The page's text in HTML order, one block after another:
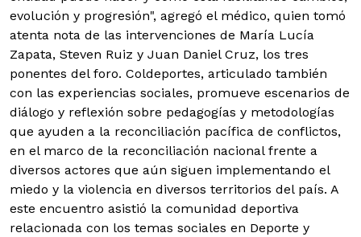
evolución y progresión", agregó el médico, quien tomó
atenta nota de las intervenciones de María Lucía
Zapata, Steven Ruiz y Juan Daniel Cruz, los tres
ponentes del foro. Coldeportes, articulado también
con las experiencias sociales, promueve escenarios de
diálogo y reflexión sobre pedagogías y metodologías
que ayuden a la reconciliación pacífica de conflictos,
en el marco de la reconciliación nacional frente a
diversos actores que aún siguen implementando el
miedo y la violencia en diversos territorios del país. A
este encuentro asistió la comunidad deportiva
relacionada con los temas sociales en Deporte y